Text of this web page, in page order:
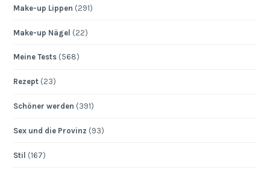
Make-up Lippen (291)
Make-up Nägel (22)
Meine Tests (568)
Rezept (23)
Schöner werden (391)
Sex und die Provinz (93)
Stil (167)